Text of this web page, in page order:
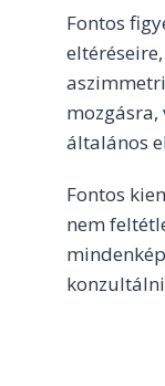
Fontos
általános
Fontos
nem